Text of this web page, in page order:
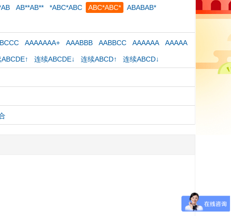
AB**AB** *ABC*ABC ABC*ABC* ABABAB*
AAAAAAA+ AAABBB AABBCC AAAAAA AAAAA
连续ABCDE↓ 连续ABCD↑ 连续ABCD↓